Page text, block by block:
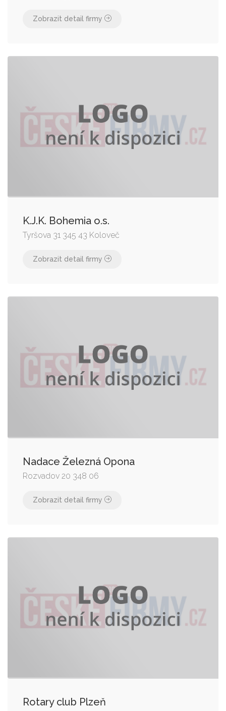
Zobrazit detail firmy
K.J.K. Bohemia o.s.
Tyršova 31 345 43 Koloveč
Zobrazit detail firmy
Nadace Železná Opona
Rozvadov 20 348 06
Zobrazit detail firmy
Rotary club Plzeň